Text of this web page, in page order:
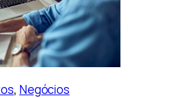
, Negócios